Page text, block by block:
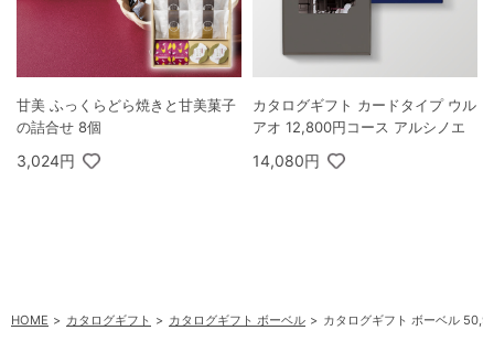
甘美 ふっくらどら焼きと甘美菓子
の詰合せ 8個
3,024円
カタログギフト カードタイプ ウル
アオ 12,800円コース アルシノエ
14,080円
HOME カタログギフト カタログギフト ボーベル カタログギフト ボーベル